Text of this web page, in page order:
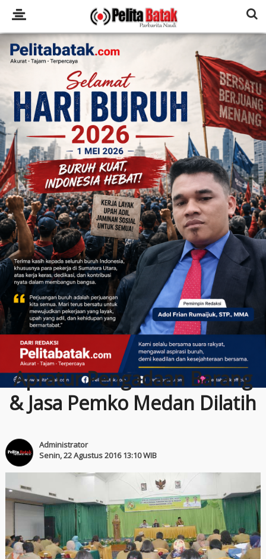
Apratur Pengadaan Barang
& Jasa Pemko Medan Dilatih
Administrator
Senin, 22 Agustus 2016 13:10 WIB